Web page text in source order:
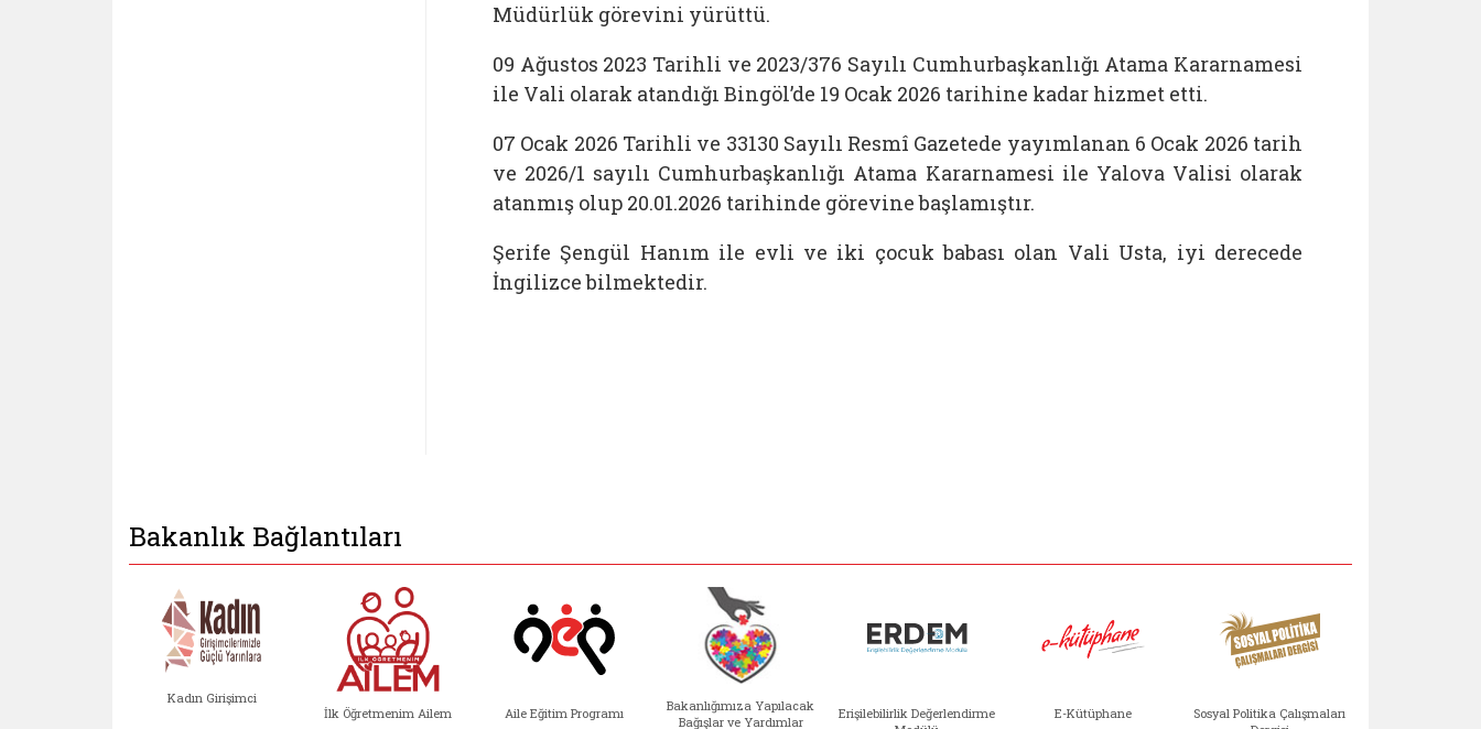
Müdürlük görevini yürüttü.
09 Ağustos 2023 Tarihli ve 2023/376 Sayılı Cumhurbaşkanlığı Atama Kararnamesi
ile Vali olarak atandığı Bingöl’de 19 Ocak 2026 tarihine kadar hizmet etti.
07 Ocak 2026 Tarihli ve 33130 Sayılı Resmî Gazetede yayımlanan 6 Ocak 2026 tarih
ve 2026/1 sayılı Cumhurbaşkanlığı Atama Kararnamesi ile Yalova Valisi olarak
atanmış olup 20.01.2026 tarihinde görevine başlamıştır.
Şerife Şengül Hanım ile evli ve iki çocuk babası olan Vali Usta, iyi derecede
İngilizce bilmektedir.
Bakanlık Bağlantıları
Kadın Girişimci
İlk Öğretmenim Ailem Aile Eğitim Programı
Bakanlığımıza Yapılacak
Bağışlar ve Yardımlar
Erişilebilirlik Değerlendirme
E-Kütüphane
Sosyal Politika Çalışmaları